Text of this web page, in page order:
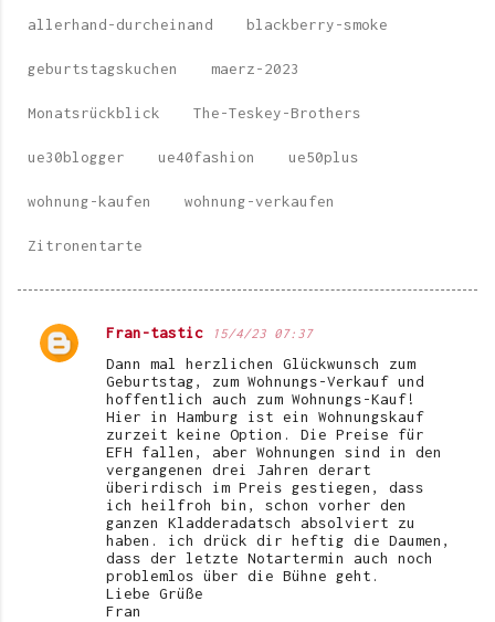
allerhand-durcheinand blackberry-smoke
geburtstagskuchen maerz-2023
Monatsrückblick The-Teskey-Brothers
ue30blogger ue40fashion ue50plus
wohnung-kaufen wohnung-verkaufen
Zitronentarte
K
Fran-tastic 15/4/23 07:37
Dann mal herzlichen Glückwunsch zum
Geburtstag, zum Wohnungs-Verkauf und
hoffentlich auch zum Wohnungs-Kauf!
Hier in Hamburg ist ein Wohnungskauf
zurzeit keine Option. Die Preise für
EFH fallen, aber Wohnungen sind in den
vergangenen drei Jahren derart
überirdisch im Preis gestiegen, dass
ich heilfroh bin, schon vorher den
ganzen Kladderadatsch absolviert zu
haben. ich drück dir heftig die Daumen,
dass der letzte Notartermin auch noch
problemlos über die Bühne geht.
Liebe Grüße
Fran